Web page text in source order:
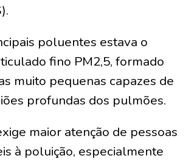
poluentes estava o
fino PM2,5, formado
muito pequenas capazes de
profundas dos pulmões.
maior atenção de pessoas
à poluição, especialmente